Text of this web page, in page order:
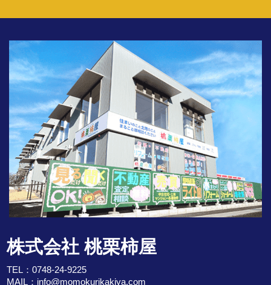
株式会社 桃栗柿屋
TEL：0748-24-9225
MAIL： info@momokurikakiya.com